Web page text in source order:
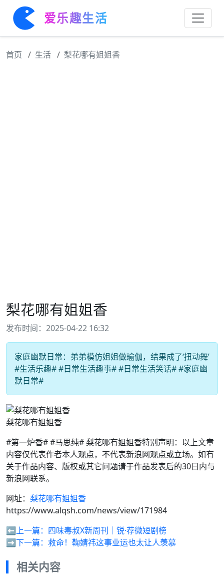
爱乐趣生活
首页 生活 梨花哪有姐姐香
梨花哪有姐姐香
发布时间：2025-04-22 16:32
家庭幽默日常：弟弟模仿姐姐做瑜伽，结果成了‘扭动舞’
#生活乐趣# #日常生活趣事# #日常生活笑话# #家庭幽
默日常#
梨花哪有姐姐香
#第一炉香# #马思纯# 梨花哪有姐姐香特别声明：以上文章
内容仅代表作者本人观点，不代表新浪网观点或立场。如有
关于作品内容、版权或其它问题请于作品发表后的30日内与
新浪网联系。
网址： 梨花哪有姐姐香
https://www.alqsh.com/news/view/171984
⬅️上一篇： 四味毒叔X新周刊｜锐·荐微短剧榜
➡️下一篇： 救命！鞠婧祎这事业运也太让人羡慕
相关内容